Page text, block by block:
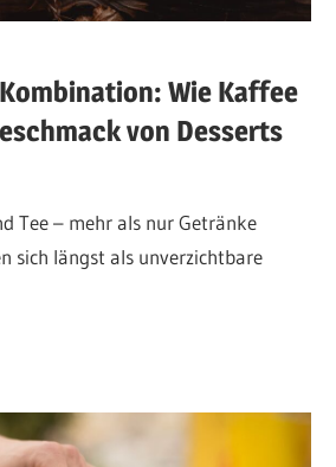
Wie Kaffee
von Desserts
Tee – mehr als nur Getränke
sich längst als unverzichtbare